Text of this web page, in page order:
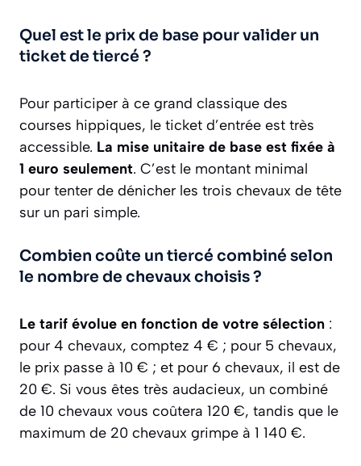
Quel est le prix de base pour valider un
ticket de tiercé ?
Pour participer à ce grand classique des
courses hippiques, le ticket d’entrée est très
accessible. La mise unitaire de base est fixée à
1 euro seulement. C’est le montant minimal
pour tenter de dénicher les trois chevaux de tête
sur un pari simple.
Combien coûte un tiercé combiné selon
le nombre de chevaux choisis ?
Le tarif évolue en fonction de votre sélection :
pour 4 chevaux, comptez 4 € ; pour 5 chevaux,
le prix passe à 10 € ; et pour 6 chevaux, il est de
20 €. Si vous êtes très audacieux, un combiné
de 10 chevaux vous coûtera 120 €, tandis que le
maximum de 20 chevaux grimpe à 1 140 €.